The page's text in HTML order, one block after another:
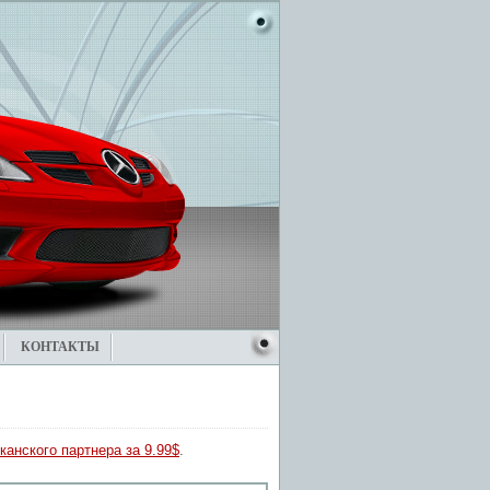
КОНТАКТЫ
партнера за 9.99$.